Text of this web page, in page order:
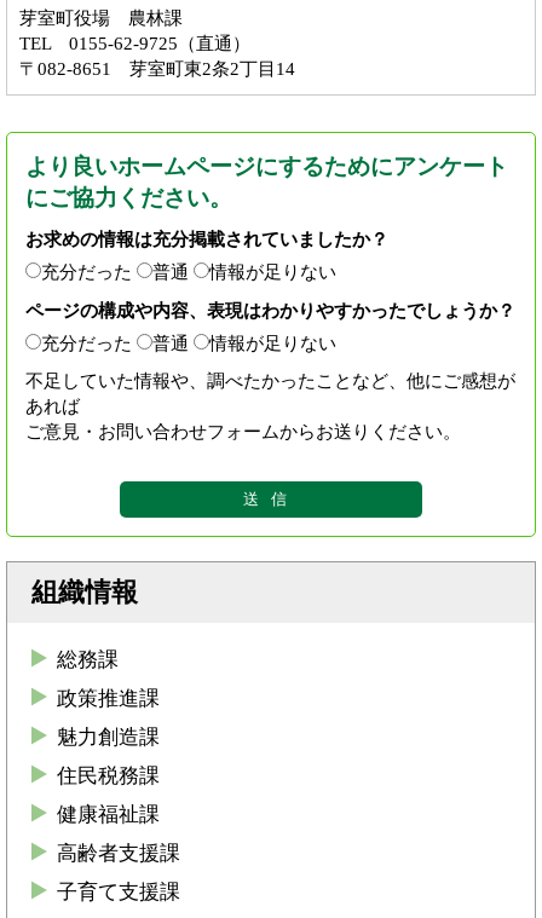
芽室町役場 農林課
TEL 0155-62-9725（直通）
〒082-8651 芽室町東2条2丁目14
より良いホームページにするためにアンケート
にご協力ください。
お求めの情報は充分掲載されていましたか？
充分だった
普通
情報が足りない
ページの構成や内容、表現はわかりやすかったでしょうか？
充分だった
普通
情報が足りない
不足していた情報や、調べたかったことなど、他にご感想が
あれば
ご意見・お問い合わせフォームからお送りください。
組織情報
総務課
政策推進課
魅力創造課
住民税務課
健康福祉課
高齢者支援課
子育て支援課